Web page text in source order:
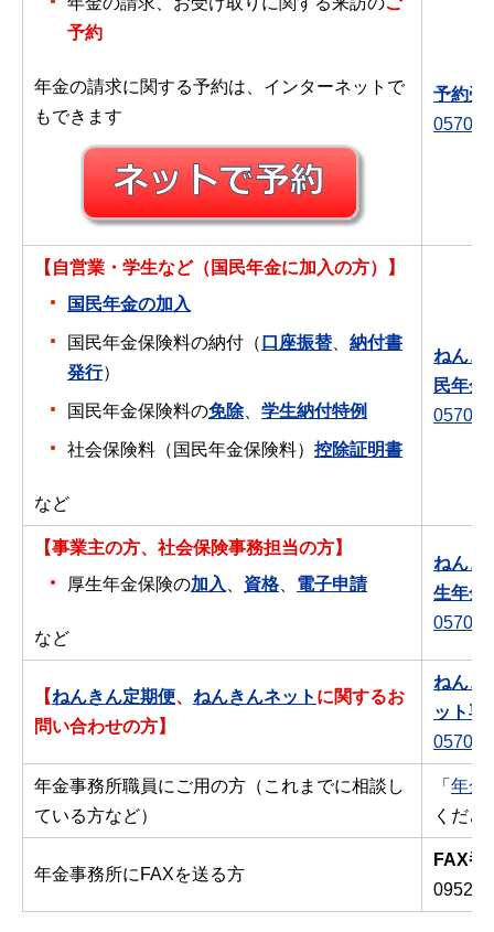
予約
年金の請求に関する予約は、インターネットで
もできます
予約受
0570-
【自営業・学生など（国民年金に加入の方）】
国民年金の加入
国民年金保険料の納付（ 口座振替、 納付書
発行）
国民年金保険料の免除、 学生納付特例
社会保険料（国民年金保険料） 控除証明書
など
ねんき
民年金
0570-
【事業主の方、社会保険事務担当の方】
厚生年金保険の加入、 資格、 電子申請
など
ねんき
生年金
0570-
【ねんきん定期便、 ねんきんネット に関するお
問い合わせの方】
ねんき
ット専
0570-
年金事務所職員にご用の方（これまでに相談し
ている方など）
「 年金
くださ
年金事務所にFAXを送る方
FAX番
0952-